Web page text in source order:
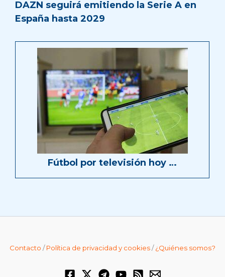
DAZN seguirá emitiendo la Serie A en
España hasta 2029
Fútbol por televisión hoy …
Contacto /Política de privacidad y cookies/¿Quiénes somos?